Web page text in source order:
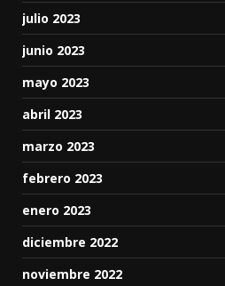
julio 2023
junio 2023
mayo 2023
abril 2023
marzo 2023
febrero 2023
enero 2023
diciembre 2022
noviembre 2022